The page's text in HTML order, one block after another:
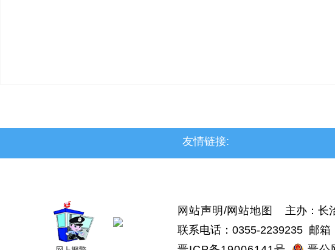
友情链接:
网站声明 /网站地图
主办：长
联系电话：0355-2239235 邮箱